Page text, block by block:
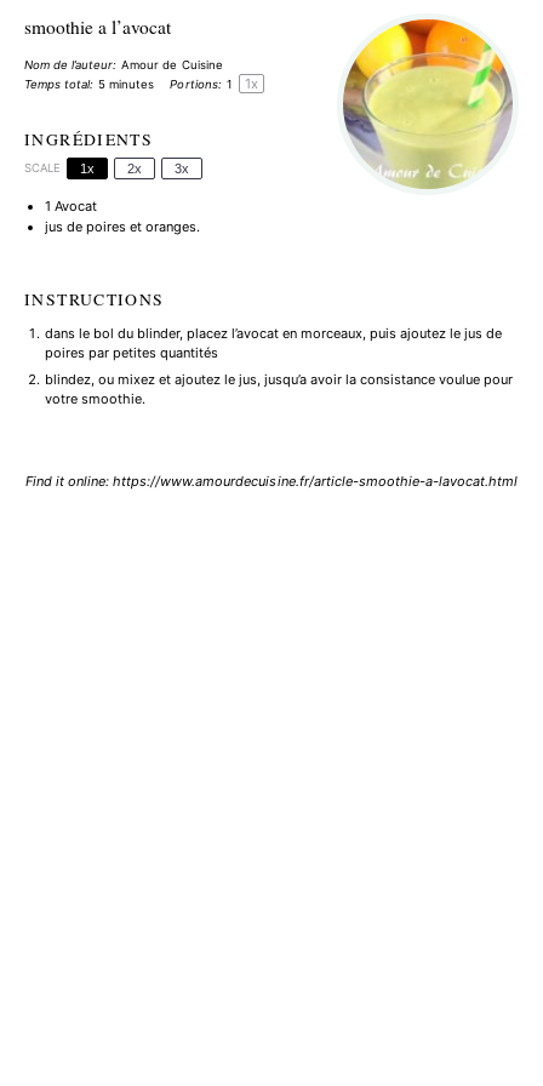
smoothie a l’avocat
Nom de l’auteur: Amour de Cuisine
Temps total: 5 minutes Portions: 1 1x
INGRÉDIENTS
SCALE 1x 2x 3x
1 Avocat
jus de poires et oranges.
INSTRUCTIONS
dans le bol du blinder, placez l’avocat en morceaux, puis ajoutez le jus de
poires par petites quantités
blindez, ou mixez et ajoutez le jus, jusqu’a avoir la consistance voulue pour
votre smoothie.
Find it online:https://www.amourdecuisine.fr/article-smoothie-a-lavocat.html